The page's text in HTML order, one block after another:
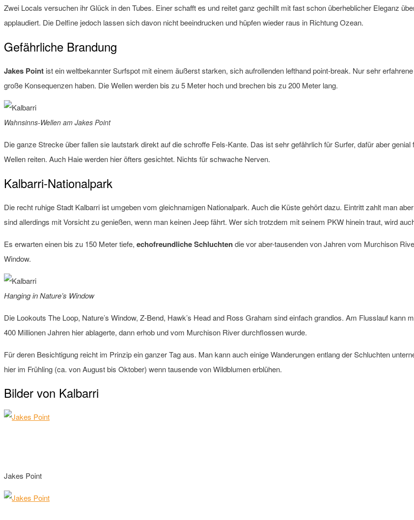
Zwei Locals versuchen ihr Glück in den Tubes. Einer schafft es und reitet ganz gechillt mit fast schon überheblicher Eleganz
applaudiert. Die Delfine jedoch lassen sich davon nicht beeindrucken und hüpfen wieder raus in Richtung Ozean.
Gefährliche Brandung
Jakes Point ist ein weltbekannter Surfspot mit einem äußerst starken, sich aufrollenden lefthand point-break. Nur sehr
große Konsequenzen haben. Die Wellen werden bis zu 5 Meter hoch und brechen bis zu 200 Meter lang.
Wahnsinns-Wellen am Jakes Point
Die ganze Strecke über fallen sie lautstark direkt auf die schroffe Fels-Kante. Das ist sehr gefährlich für Surfer, dafür aber
Wellen reiten. Auch Haie werden hier öfters gesichtet. Nichts für schwache Nerven.
Kalbarri-Nationalpark
Die recht ruhige Stadt Kalbarri ist umgeben vom gleichnamigen Nationalpark. Auch die Küste gehört dazu. Eintritt zahlt man
sind allerdings mit Vorsicht zu genießen, wenn man keinen Jeep fährt. Wer sich trotzdem mit seinem PKW hinein traut, wird
Es erwarten einen bis zu 150 Meter tiefe, echofreundliche Schluchtendie vor aber-tausenden von Jahren vom Murchison
Window.
Hanging in Nature’s Window
Die Lookouts The Loop, Nature’s Window, Z-Bend, Hawk’s Head and Ross Graham sind einfach grandios. Am Flusslauf
400 Millionen Jahren hier ablagerte, dann erhob und vom Murchison River durchflossen wurde.
Für deren Besichtigung reicht im Prinzip ein ganzer Tag aus. Man kann auch einige Wanderungen entlang der Schluchten
hier im Frühling (ca. von August bis Oktober) wenn tausende von Wildblumen erblühen.
Bilder von Kalbarri
Jakes Point